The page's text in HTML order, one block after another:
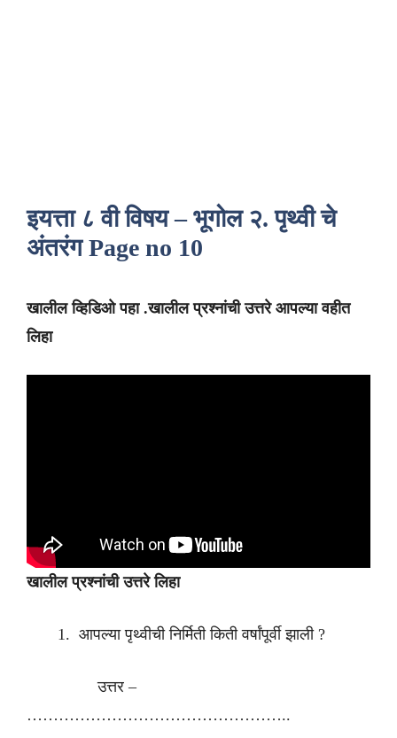
इयत्ता ८ वी विषय – भूगोल २. पृथ्वी चे
अंतरंग Page no 10
खालील व्हिडिओ पहा .खालील प्रश्नांची उत्तरे आपल्या वहीत
लिहा
खालील प्रश्नांची उत्तरे लिहा
आपल्या पृथ्वीची निर्मिती किती वर्षांपूर्वी झाली ?
उत्तर –
…………………………………………..